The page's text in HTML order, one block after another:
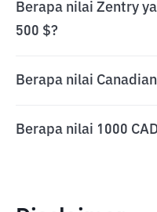
Berapa nilai Zentry
500 $?
Berapa nilai
Berapa nilai 1000